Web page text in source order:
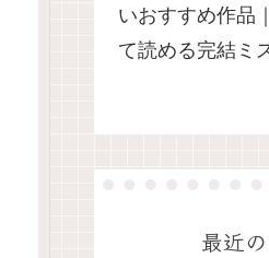
いおすすめ作品
て読める完結ミ
最近